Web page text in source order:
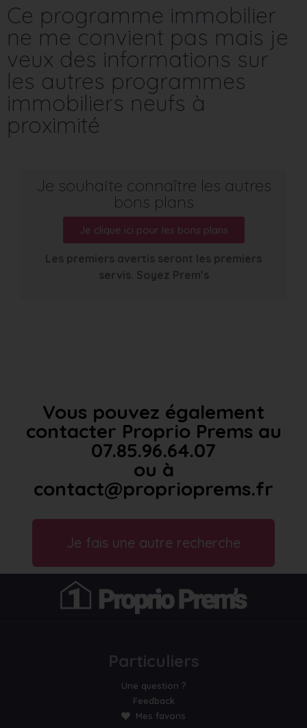
Ce programme immobilier
ne me convient pas mais je
veux des informations sur
les autres programmes
immobiliers neufs à
proximité
Je souhaite connaître les autres
bons plans
Je clique ici pour les bons plans
Les premiers avertis seront les premiers
servis. Soyez Prem’s
Vous pouvez également
contacter Proprio Prems au
07.85.96.64.07
ou à
contact@proprioprems.fr
Je fais une autre recherche
Particuliers
Une question ?
Feedback
Mes favoris